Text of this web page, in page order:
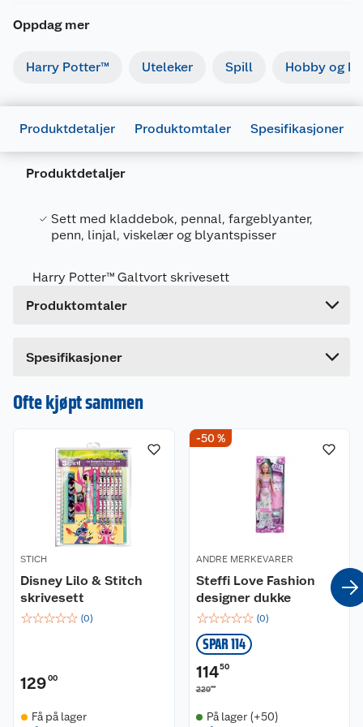
Oppdag mer
Harry Potter™ Uteleker Spill Hobby og
Produktdetaljer Produktomtaler Spesifikasjoner
Produktdetaljer
Sett med kladdebok, pennal, fargeblyanter,
penn, linjal, viskelær og blyantspisser
Harry Potter™ Galtvort skrivesett
Produktomtaler
Dette produktet har ikke fått noen omtale ennå.
en omtale.
Spesifikasjoner
Generelt
Forpakningsmål
Høyde
Ofte kjøpt sammen
STICH
Disney Lilo & Stitch
skrivesett
☆☆☆☆☆ (0)
12900
Få på lager
-50 %
ANDRE MERKEVARER
Steffi Love Fashion
designer dukke
☆☆☆☆☆ (0)
SPAR 114
11450
22900
På lager (+50)